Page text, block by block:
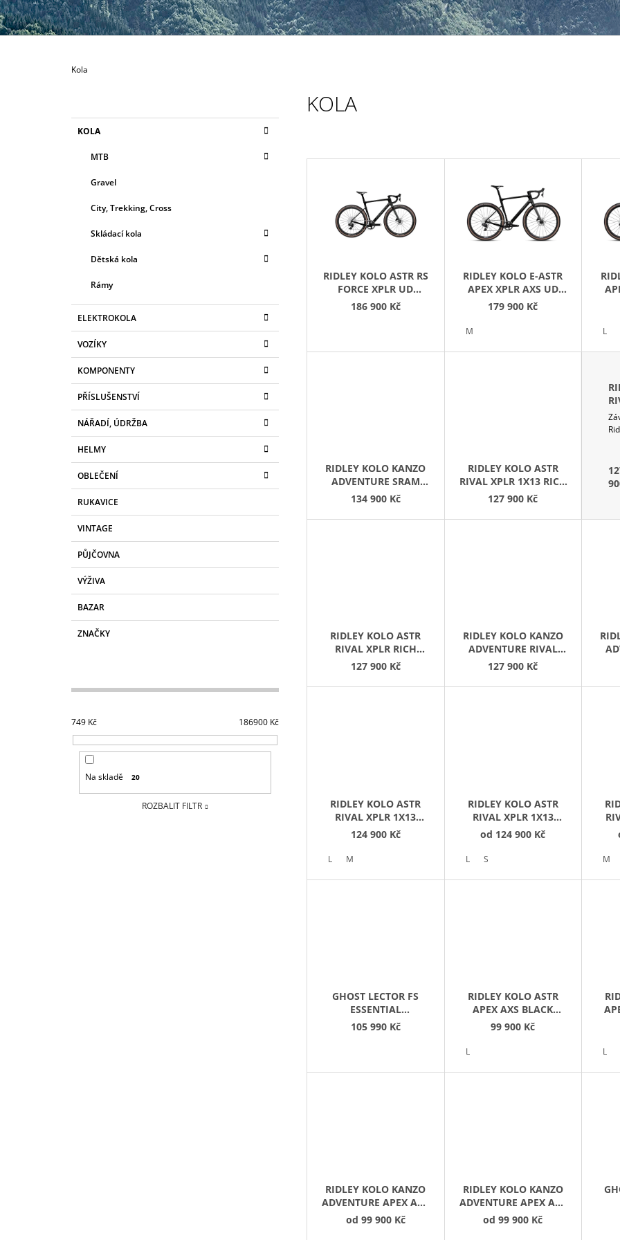
Domů
Kola
kategorie
KKOLA
MTB
Gravel
City, Trekking, Cross
Skládací kola
Dětská kola
Rámy
ELEKTROKOLA
VOZÍKY
KOMPONENTY
PŘÍSLUŠENSTVÍ
NÁŘADÍ, ÚDRŽBA
HELMY
OBLEČENÍ
RUKAVICE
VINTAGE
PŮJČOVNA
VÝŽIVA
BAZAR
ZNAČKY
749 Kč 186900 Kč
Na skladě 20
ROZBALIT FILTR
KOLA
V
K
RIDLEY KOLO ASTR RS
FORCE XPLR UD
CARBON/DOVE GREY
186 900 Kč
RIDLEY KOLO E-ASTR
APEX XPLR AXS UD
CARBON/DOVE GREY
179 900 Kč
M L
RIDLEY KOLO KANZO
ADVENTURE SRAM
RIVAL-GX FADE M
134 900 Kč
RIDLEY KOLO ASTR
RIVAL XPLR 1X13 RICH
ORANGE
METALLIC
127 900 Kč
RIDLEY KOLO ASTR
RIVAL XPLR RICH
ORANGE
METALLIC
127 900 Kč
RIDLEY KOLO KANZO
ADVENTURE RIVAL
XPLR DESERT DUNE
METALLIC
127 900 Kč
RIDLEY KOLO ASTR
RIVAL XPLR 1X13
BLACK
124 900 Kč
L M
RIDLEY KOLO ASTR
RIVAL XPLR 1X13
EMPRESS
od 124 900 Kč
L S M
GHOST LECTOR FS
ESSENTIAL
BLACK/GREY
105 990 Kč
RIDLEY KOLO ASTR
APEX AXS BLACK
METALLIC/BRONZE
99 900 Kč
L L
RIDLEY KOLO KANZO
ADVENTURE APEX AXS
ARMY GREEN
od 99 900 Kč
RIDLEY KOLO KANZO
ADVENTURE APEX AXS
DESERT DUNE
od99 900 Kč
335 Kč
499 Kč